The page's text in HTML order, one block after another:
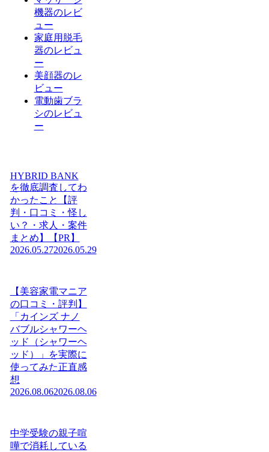
機器のレビ
ュー
家庭用脱毛
器のレビュ
ー
美顔器のレ
ビュー
電動歯ブラ
シのレビュ
ー
HYBRID BANK
を徹底調査してわ
かったこと【評
判・口コミ・怪し
い？・求人・案件
まとめ】【PR】
2026.05.272026.05.29
【美容家電マニア
の口コミ・評判】
「カインズ ナノ
バブルシャワーヘ
ッド（シャワーヘ
ッド）」を実際に
使ってみた正直感
想
2026.08.062026.08.06
中学受験の親子喧
嘩で消耗している